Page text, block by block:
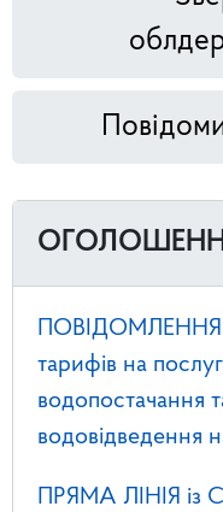
ПОВІДОМЛЕННЯ
тарифів на
водопостачання
водовідведення
ПРЯМА ЛІНІЯ із